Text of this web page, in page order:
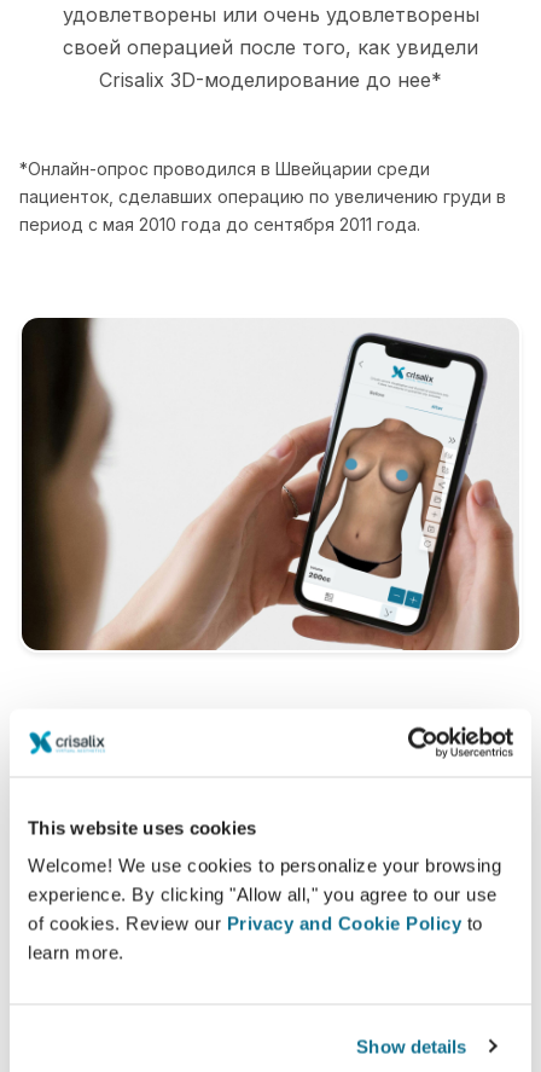
This website uses cookies
Welcome! We use cookies to personalize your browsing
experience. By clicking "Allow all," you agree to our use
of cookies. Review our Privacy and Cookie Policy to
learn more.
Show details
удовлетворены или очень удовлетворены
своей операцией после того, как увидели
Crisalix 3D-моделирование до нее*
*Онлайн-опрос проводился в Швейцарии среди
пациенток, сделавших операцию по увеличению груди в
период с мая 2010 года до сентября 2011 года.
Вы хотите узнать, что Вам больше
вашему новому образу с помощью учетной
записи Crisalix, войти в которую вы можете прямо
из дома. Это позволит вам поделиться им со
своей семьей и друзьями или с кем-либо, от кого
Увидьте "новую себя" в 3D прямо сейчас!